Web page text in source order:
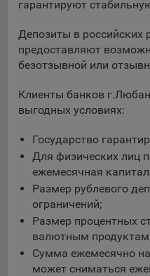
Компании, которой мы
данной цели:
компанией, согласно
технолоджи», 220069 г.
Рекламные Cookie
Отключение рекламных
принимать меры по
Сайта, исходя из
осуществлять подбор
материалов по наиболее
назначению для каждого
гарантируют
Депозиты в российских
предоставляют
безотзывной или
Клиенты банков
выгодных условиях:
Государство
Для физических лиц
ежемесячная
Размер рублевого
ограничений;
Размер процентных
валютным
Сумма ежемесячно
может сниматься